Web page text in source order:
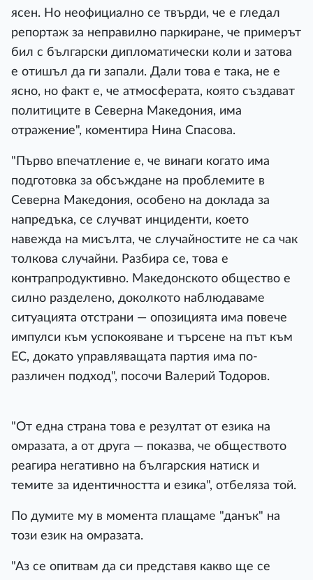
ясен. Но неофициално се твърди, че е гледал
репортаж за неправилно паркиране, че примерът
бил с български дипломатически коли и затова
е отишъл да ги запали. Дали това е така, не е
ясно, но факт е, че атмосферата, която създават
политиците в Северна Македония, има
отражение", коментира Нина Спасова.
"Първо впечатление е, че винаги когато има
подготовка за обсъждане на проблемите в
Северна Македония, особено на доклада за
напредъка, се случват инциденти, което
навежда на мисълта, че случайностите не са чак
толкова случайни. Разбира се, това е
контрапродуктивно. Македонското общество е
силно разделено, доколкото наблюдаваме
ситуацията отстрани — опозицията има повече
импулси към успокояване и търсене на път към
ЕС, докато управляващата партия има по-
различен подход", посочи Валерий Тодоров.
"От една страна това е резултат от езика на
омразата, а от друга — показва, че обществото
реагира негативно на българския натиск и
темите за идентичността и езика", отбеляза той.
По думите му в момента плащаме "данък" на
този език на омразата.
"Аз се опитвам да си представя какво ще се